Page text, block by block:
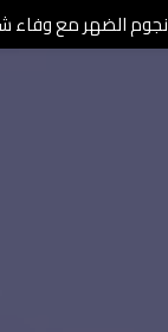
نجوم الضهر مع وفاء